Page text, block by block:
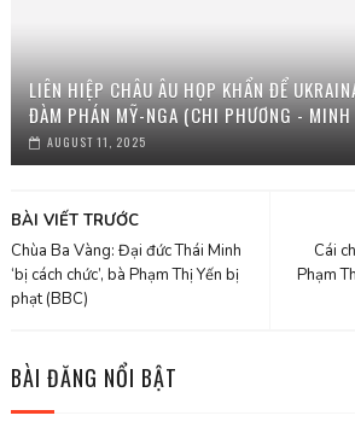
LIÊN HIỆP CHÂU ÂU HỌP KHẨN ĐỂ
ĐÀM PHÁN MỸ-NGA (CHI PHƯƠNG -
AUGUST 11, 2025
Cái
Phạm
BÀI VIẾT TRƯỚC
Chùa Ba Vàng: Đại đức Thái Minh
‘bị cách chức’, bà Phạm Thị Yến bị
phạt (BBC)
BÀI ĐĂNG NỔI BẬT